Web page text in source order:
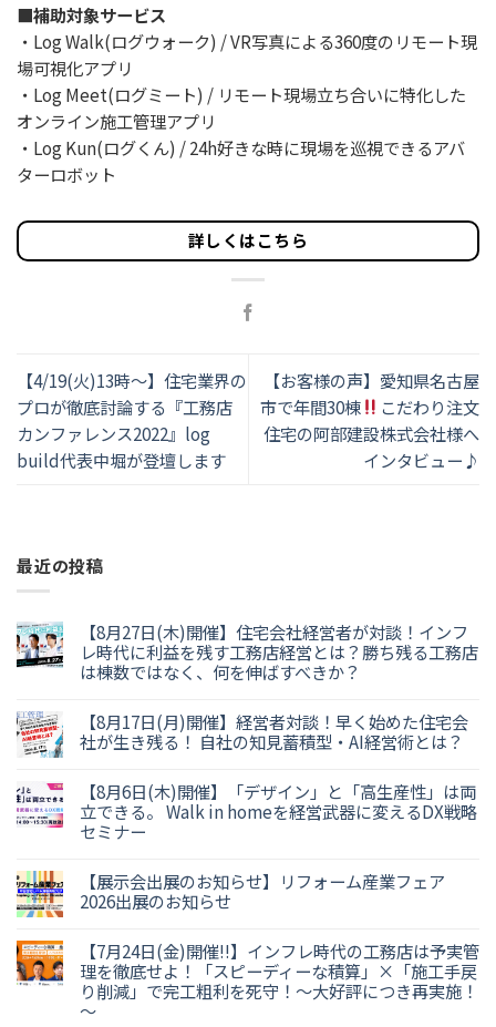
■補助対象サービス
・Log Walk(ログウォーク) / VR写真による360度のリモート現
場可視化アプリ
・Log Meet(ログミート) / リモート現場立ち合いに特化した
オンライン施工管理アプリ
・Log Kun(ログくん) / 24h好きな時に現場を巡視できるアバ
ターロボット
詳しくはこちら
【4/19(火)13時〜】住宅業界の
プロが徹底討論する『工務店
カンファレンス2022』log
build代表中堀が登壇します
【お客様の声】愛知県名古屋
市で年間30棟
こだわり注文
住宅の阿部建設株式会社様へ
インタビュー♪
最近の投稿
【8月27日(木)開催】住宅会社経営者が対談！インフ
レ時代に利益を残す工務店経営とは？勝ち残る工務店
は棟数ではなく、何を伸ばすべきか？
【8月17日(月)開催】経営者対談！早く始めた住宅会
社が生き残る！ 自社の知見蓄積型・AI経営術とは？
【8月6日(木)開催】「デザイン」と「高生産性」は両
立できる。 Walk in homeを経営武器に変えるDX戦略
セミナー
【展示会出展のお知らせ】リフォーム産業フェア
2026出展のお知らせ
【7月24日(金)開催!!】インフレ時代の工務店は予実管
理を徹底せよ！「スピーディーな積算」×「施工手戻
り削減」で完工粗利を死守！～大好評につき再実施！
～